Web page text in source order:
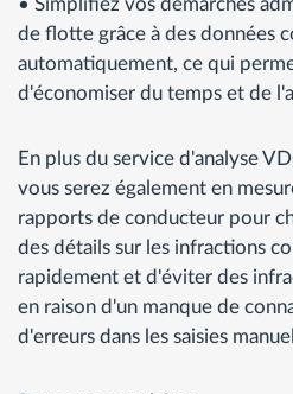
• Simplifiez vos démarches
de flotte grâce à des données
automatiquement, ce qui
d'économiser du temps et de
En plus du service d'analyse
vous serez également en
rapports de conducteur pour
des détails sur les infractions
rapidement et d'éviter des
en raison d'un manque de
d'erreurs dans les saisies